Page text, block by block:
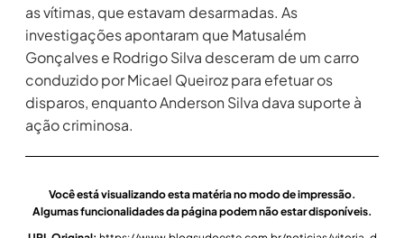
as vítimas, que estavam desarmadas. As
investigações apontaram que Matusalém
Gonçalves e Rodrigo Silva desceram de um carro
conduzido por Micael Queiroz para efetuar os
disparos, enquanto Anderson Silva dava suporte à
ação criminosa.
Você está visualizando esta matéria no modo de impressão.
Algumas funcionalidades da página podem não estar disponíveis.